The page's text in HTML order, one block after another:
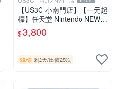
【US3C-小南門店】【一元起
標】任天堂 Nintendo NEW 3
DS LL RED-001 藍 裸眼3D
顯示 C搖桿 二手掌上型電玩
$3,800
競標 剩2天/出價25次